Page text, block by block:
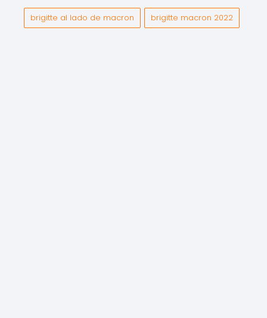
brigitte al lado de macron brigitte macron 2022